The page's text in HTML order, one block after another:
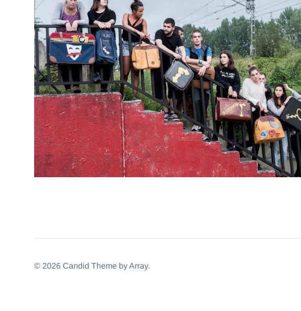
ALDE HEMENDIK ALTSASU GUARDIA ZIBILA
© 2026 Candid Theme byArray.